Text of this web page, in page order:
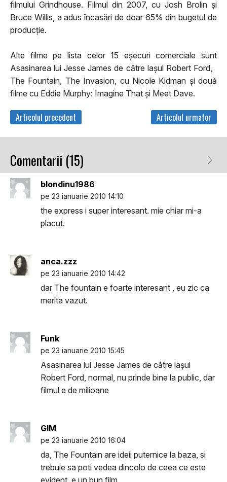
filmului Grindhouse. Filmul din 2007, cu Josh Brolin şi
Bruce Willis, a adus încasări de doar 65% din bugetul de
producţie.
Alte filme pe lista celor 15 eşecuri comerciale sunt
Asasinarea lui Jesse James de către laşul Robert Ford,
The Fountain, The Invasion, cu Nicole Kidman şi două
filme cu Eddie Murphy: Imagine That şi Meet Dave.
Articolul precedent Articolul urmator
Comentarii (15)
blondinu1986
pe 23 ianuarie 2010 14:10
the express i super interesant. mie chiar mi-a
placut.
anca.zzz
pe 23 ianuarie 2010 14:42
dar The fountain e foarte interesant , eu zic ca
merita vazut.
Funk
pe 23 ianuarie 2010 15:45
Asasinarea lui Jesse James de către laşul
Robert Ford, normal, nu prinde bine la public, dar
filmul e de milioane
GIM
pe 23 ianuarie 2010 16:04
da, The Fountain are ideii puternice la baza, si
trebuie sa poti vedea dincolo de ceea ce este